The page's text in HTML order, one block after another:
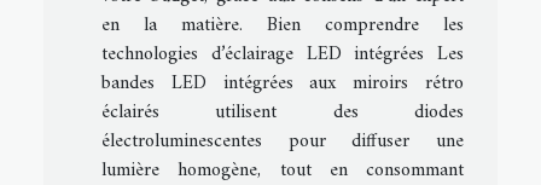
en la matière. Bien comprendre les
technologies d’éclairage LED intégrées Les
bandes LED intégrées aux miroirs rétro
éclairés utilisent des diodes
électroluminescentes pour diffuser une
lumière homogène, tout en consommant